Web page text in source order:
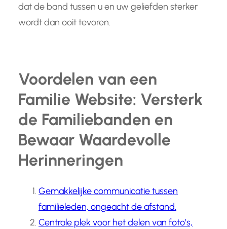
dat de band tussen u en uw geliefden sterker
wordt dan ooit tevoren.
Voordelen van een
Familie Website: Versterk
de Familiebanden en
Bewaar Waardevolle
Herinneringen
Gemakkelijke communicatie tussen
familieleden, ongeacht de afstand.
Centrale plek voor het delen van foto’s,